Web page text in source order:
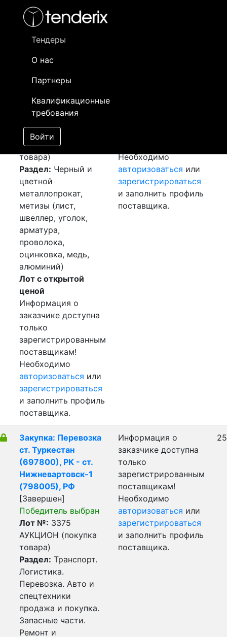
Тендеры
О нас
Партнеры
Квалификационные
требования
Войти
- активный лот
- сохраненный лот (не опубликован)
Закупка: Лента
медная
[Завершен]
Победитель выбран
Лот №:3376
АУКЦИОН (покупка
товара)
Раздел: Черный и
цветной
металлопрокат,
метизы (лист,
швеллер, уголок,
арматура,
проволока,
оцинковка, медь,
алюминий)
Лот с открытой
ценой
Информация о
заказчике доступна
только
зарегистрированным
поставщикам!
Необходимо
авторизоваться или
зарегистрироваться
и заполнить профиль
поставщика.
Необходимо
авторизоваться или
зарегистрироваться
и заполнить профиль
поставщика.
Закупка: Перевозка
ст. Туркестан
(697800), РК - ст.
Нижневартовск-1
(798005), РФ
[Завершен]
Победитель выбран
Лот №: 3375
АУКЦИОН (покупка
товара)
Раздел: Транспорт.
Логистика.
Перевозка. Авто и
спецтехники
продажа и покупка.
Запасные части.
Ремонт и
Информация о
заказчике доступна
только
зарегистрированным
поставщикам!
Необходимо
авторизоваться или
зарегистрироваться
и заполнить профиль
поставщика.